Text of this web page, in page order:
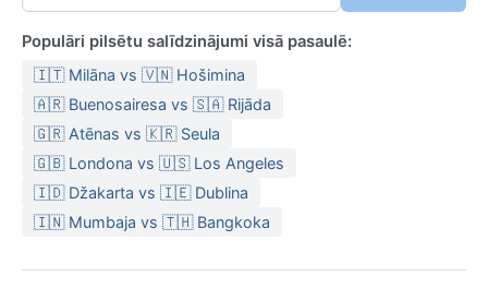
Populāri pilsētu salīdzinājumi visā pasaulē:
🇮🇹 Milāna vs 🇻🇳 Hošimina
🇦🇷 Buenosairesa vs 🇸🇦 Rijāda
🇬🇷 Atēnas vs 🇰🇷 Seula
🇬🇧 Londona vs 🇺🇸 Los Angeles
🇮🇩 Džakarta vs 🇮🇪 Dublina
🇮🇳 Mumbaja vs 🇹🇭 Bangkoka